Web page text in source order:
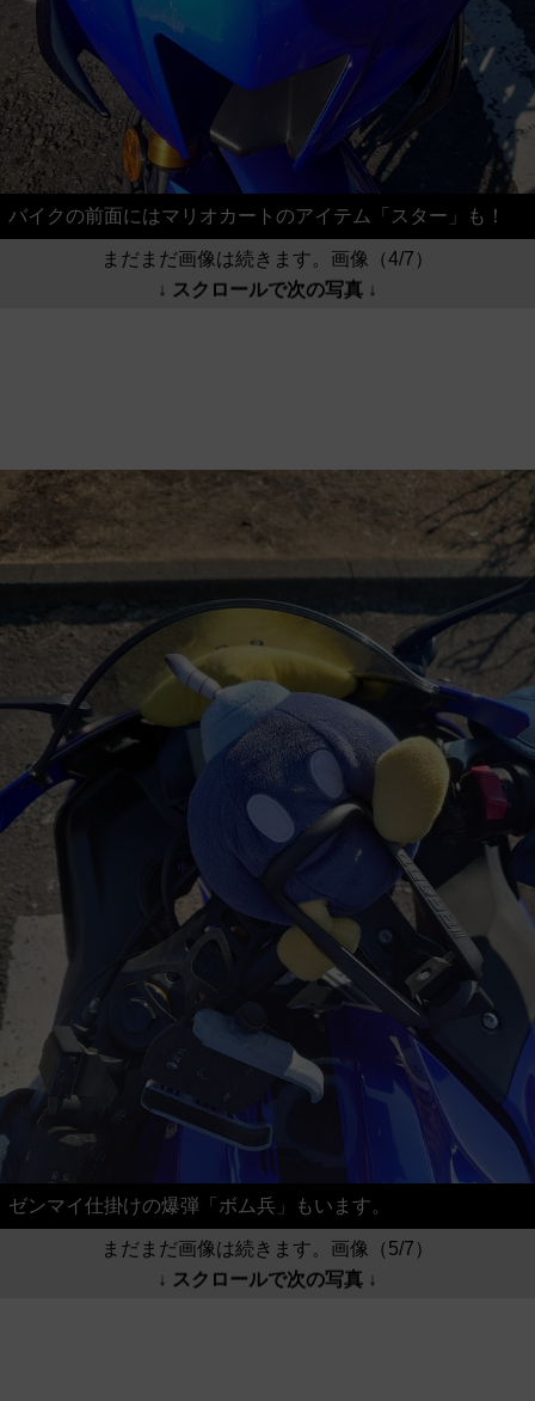
バイクの前面にはマリオカートのアイテム「スター」も！
まだまだ画像は続きます。画像（4/7）
↓ スクロールで次の写真 ↓
ゼンマイ仕掛けの爆弾「ボム兵」もいます。
まだまだ画像は続きます。画像（5/7）
↓ スクロールで次の写真 ↓